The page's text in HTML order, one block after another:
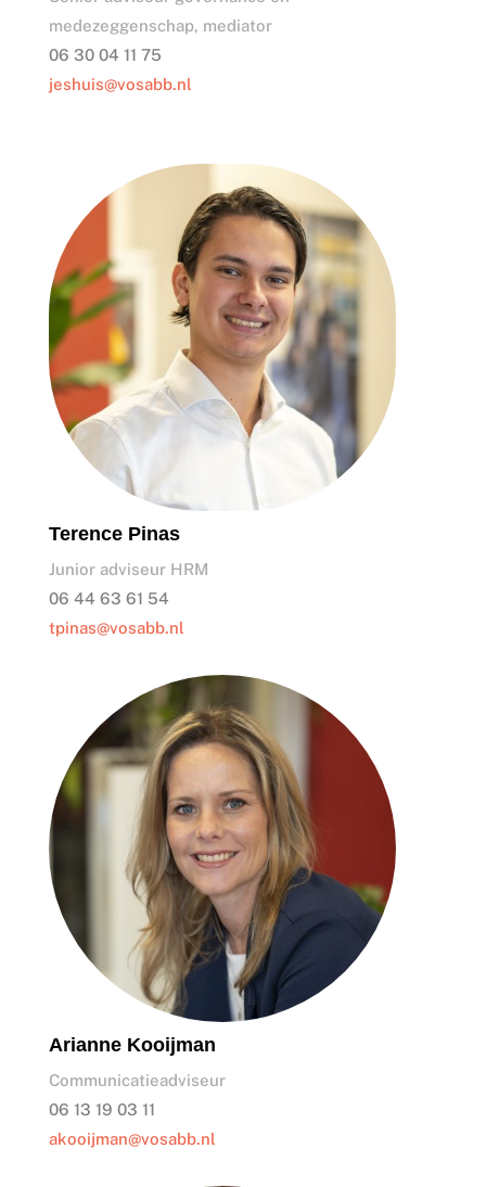
medezeggenschap, mediator
06 30 04 11 75
jeshuis@vosabb.nl
Terence Pinas
Junior adviseur HRM
06 44 63 61 54
tpinas@vosabb.nl
Arianne Kooijman
Communicatieadviseur
06 13 19 03 11
akooijman@vosabb.nl